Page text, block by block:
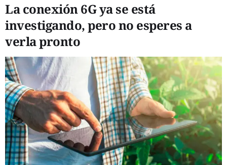
La conexión 6G ya se está
investigando, pero no esperes a
verla pronto